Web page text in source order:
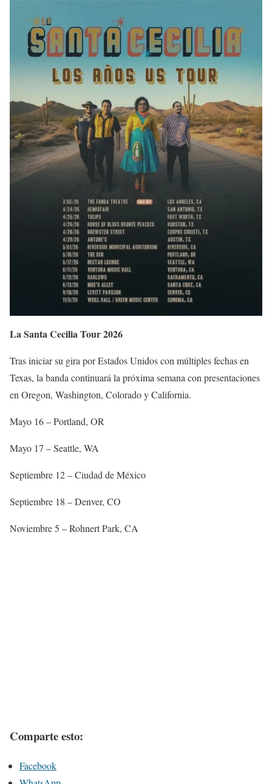
La Santa Cecilia Tour 2026
Tras iniciar su gira por Estados Unidos con múltiples fechas en
Texas, la banda continuará la próxima semana con presentaciones
en Oregon, Washington, Colorado y California.
Mayo 16 – Portland, OR
Mayo 17 – Seattle, WA
Septiembre 12 – Ciudad de México
Septiembre 18 – Denver, CO
Noviembre 5 – Rohnert Park, CA
Comparte esto:
Facebook